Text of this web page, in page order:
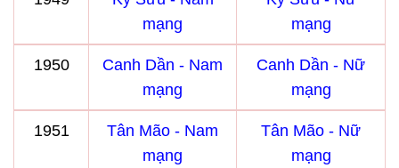
mạng
mạng
1950
Canh Dần - Nam
mạng
Canh Dần - Nữ
mạng
1951
Tân Mão - Nam
mạng
Tân Mão - Nữ
mạng